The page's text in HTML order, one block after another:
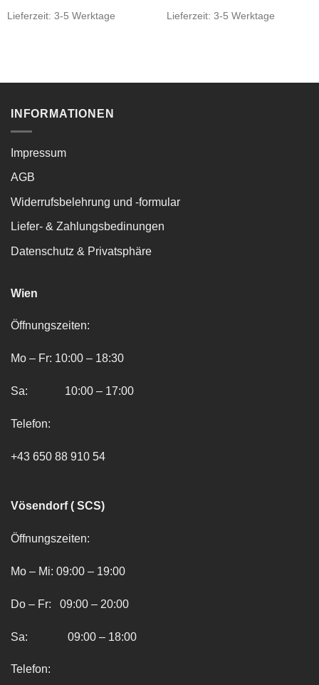
Lieferzeit: 3-5 Werktage
Lieferzeit: 3-5 Werktage
INFORMATIONEN
Impressum
AGB
Widerrufsbelehrung und -formular
Liefer- & Zahlungsbedinungen
Datenschutz & Privatsphäre
Wien
Öffnungszeiten:
Mo – Fr: 10:00 – 18:30
Sa: 10:00 – 17:00
Telefon:
+43 650 88 910 54
Vösendorf ( SCS)
Öffnungszeiten:
Mo – Mi: 09:00 – 19:00
Do – Fr: 09:00 – 20:00
Sa: 09:00 – 18:00
Telefon: